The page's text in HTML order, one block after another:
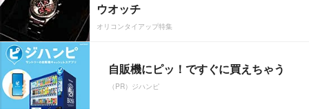
ウオッチ
オリコンタイアップ特集
自販機にピッ！ですぐに買えちゃう
（PR）ジハンピ